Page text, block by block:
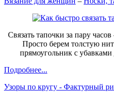
Связать тапочки за пару
Просто берем толстую
прямоугольник с
Подробнее...
Узоры по кругу - Фактурный